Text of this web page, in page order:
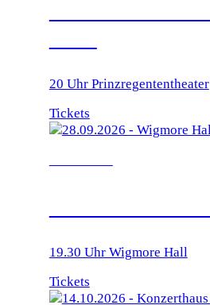
20 Uhr Prinzregententheater
Tickets
19.30 Uhr Wigmore Hall
Tickets